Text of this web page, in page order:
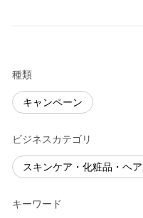
種類
キャンペーン
ビジネスカテゴリ
スキンケア・化粧品・ヘ
キーワード